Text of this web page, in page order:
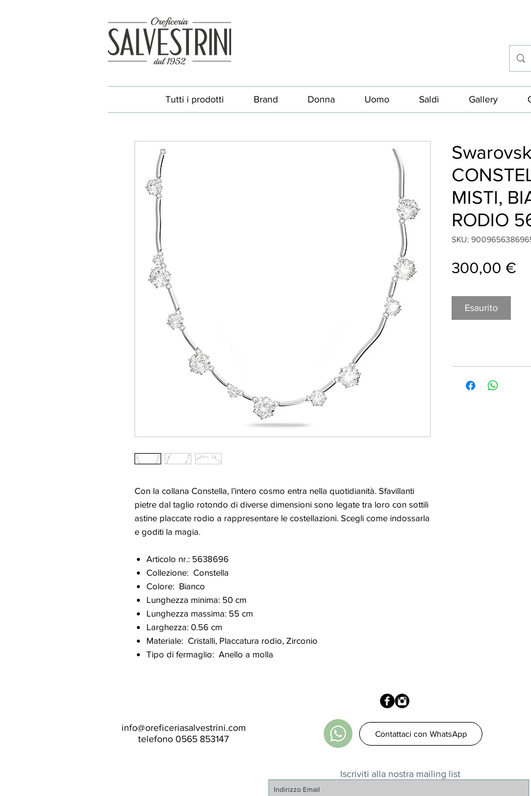
Tutti i prodotti Brand Donna Uomo Saldi Gallery
Con la collana Constella, l’intero cosmo entra nella quotidianità. Sfavillanti
pietre dal taglio rotondo di diverse dimensioni sono legate tra loro con sottili
astine placcate rodio a rappresentare le costellazioni. Scegli come indossarla
e goditi la magia.
Articolo nr.: 5638696
Collezione: Constella
Colore: Bianco
Lunghezza minima: 50 cm
Lunghezza massima: 55 cm
Larghezza: 0.56 cm
Materiale: Cristalli, Placcatura rodio, Zirconio
Tipo di fermaglio: Anello a molla
MISTI,
RODIO
SKU:
300,00 €
Esaurito
Iscriviti alla nostra mailing list
Contattaci con WhatsApp
info@oreficeriasalvestrini.com
telefono 0565 853147